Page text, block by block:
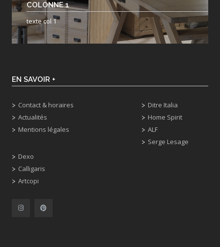
COLONNE 1
texte col 1
EN SAVOIR +
Contact & horaires
Actualités
Mentions légales
Dexo
Calligaris
Artcopi
Ditre Italia
Home Spirit
ALF
Serge Lesage